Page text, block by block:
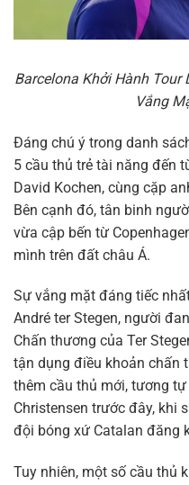
Barcelona Khởi Hành Tour
Vắng
Đáng chú ý trong danh
5 cầu thủ trẻ tài năng đến
David Kochen, cùng cặp
Bên cạnh đó, tân binh
vừa cập bến từ
mình trên đất châu Á.
Sự vắng mặt đáng tiếc
André ter Stegen, người
Chấn thương của Ter
tận dụng điều khoản chấn
thêm cầu thủ mới, tương
Christensen trước đây, khi
đội bóng xứ Catalan đăng
Tuy nhiên, một số cầu thủ